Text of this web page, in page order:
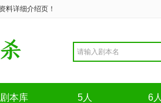
料详细介绍页！
剧本库 5人 6人